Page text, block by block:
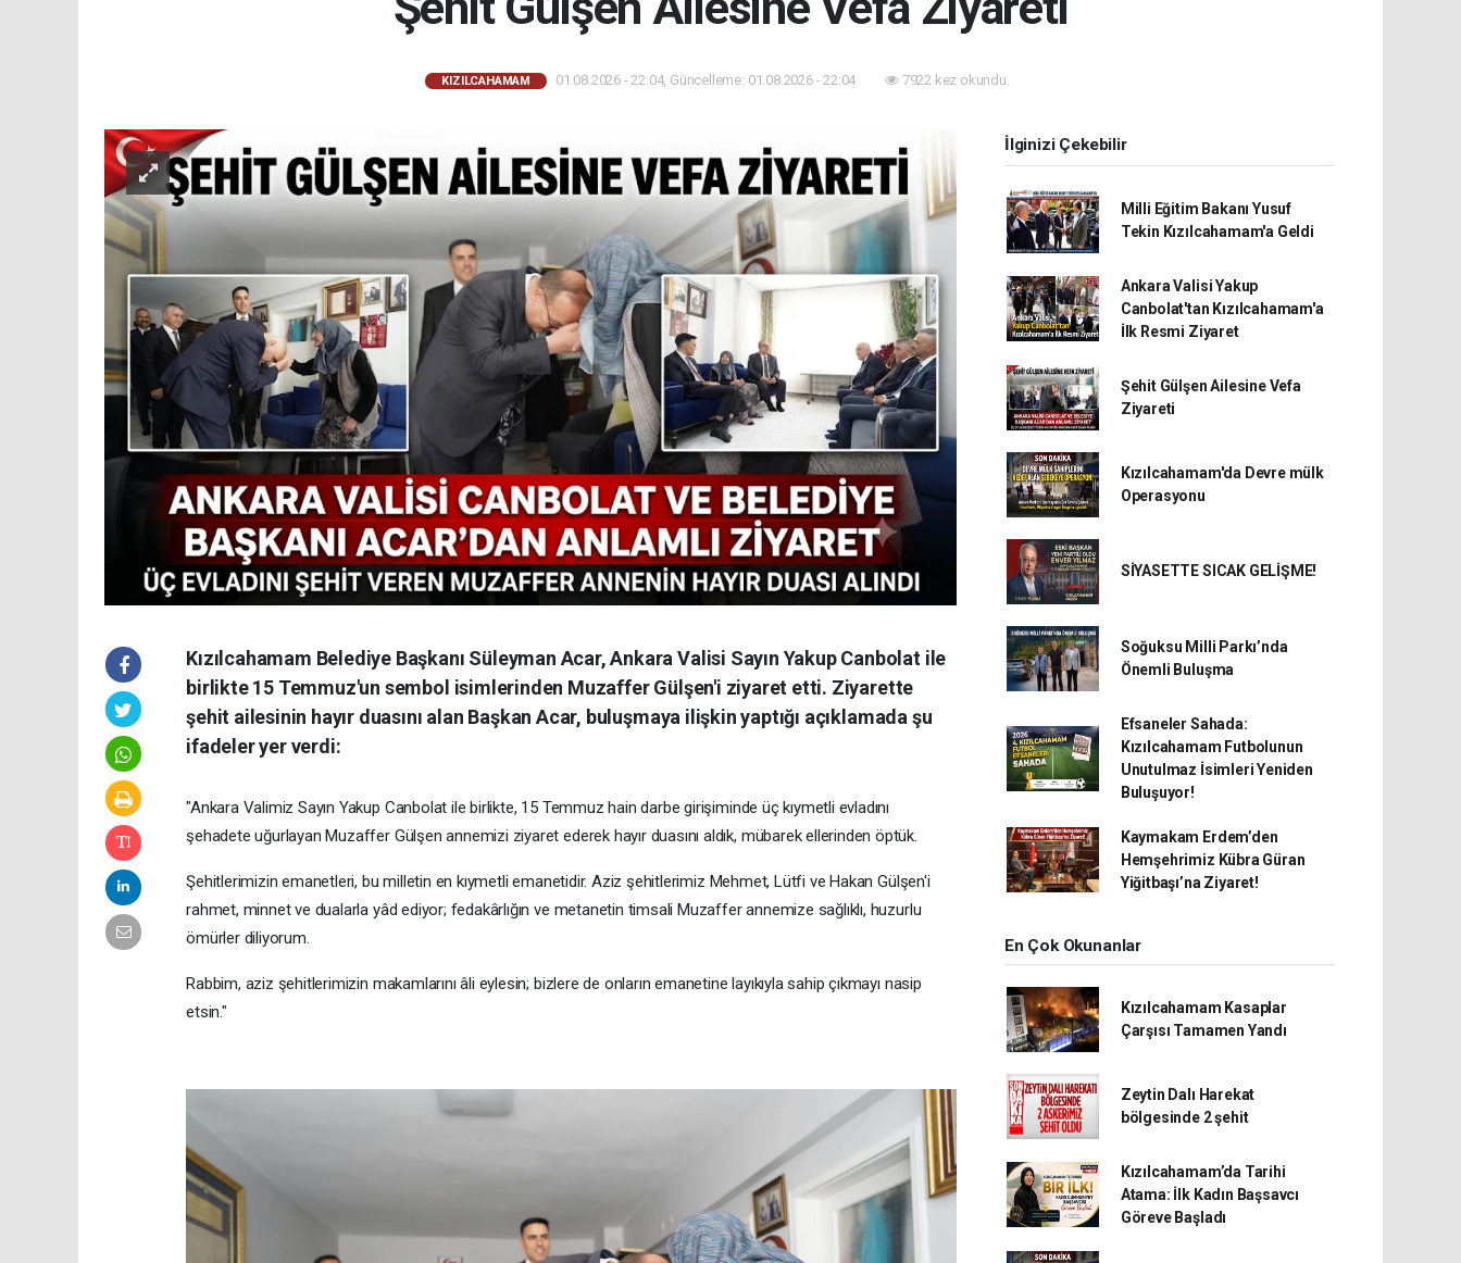
KIZILCAHAMAM 01.08.2026 - 22:04, Güncelleme: 01.08.2026 - 22:04 7922 kez okundu.
Kızılcahamam Belediye Başkanı Süleyman Acar, Ankara Valisi Sayın Yakup Canbolat ile
birlikte 15 Temmuz'un sembol isimlerinden Muzaffer Gülşen'i ziyaret etti. Ziyarette
şehit ailesinin hayır duasını alan Başkan Acar, buluşmaya ilişkin yaptığı açıklamada şu
ifadeler yer verdi:
"Ankara Valimiz Sayın Yakup Canbolat ile birlikte, 15 Temmuz hain darbe girişiminde üç kıymetli evladını
şehadete uğurlayan Muzaffer Gülşen annemizi ziyaret ederek hayır duasını aldık, mübarek ellerinden öptük.
Şehitlerimizin emanetleri, bu milletin en kıymetli emanetidir. Aziz şehitlerimiz Mehmet, Lütfi ve Hakan Gülşen'i
rahmet, minnet ve dualarla yâd ediyor; fedakârlığın ve metanetin timsali Muzaffer annemize sağlıklı, huzurlu
ömürler diliyorum.
Rabbim, aziz şehitlerimizin makamlarını âli eylesin; bizlere de onların emanetine layıkıyla sahip çıkmayı nasip
etsin."
İlginizi Çekebilir
Milli Eğitim Bakanı Yusuf
Tekin Kızılcahamam'a Geldi
Ankara Valisi Yakup
Canbolat'tan Kızılcahamam'a
İlk Resmi Ziyaret
Şehit Gülşen Ailesine Vefa
Ziyareti
Kızılcahamam'da Devre mülk
Operasyonu
SİYASETTE SICAK GELİŞME!
Soğuksu Milli Parkı’nda
Önemli Buluşma
Efsaneler Sahada:
Kızılcahamam Futbolunun
Unutulmaz İsimleri Yeniden
Buluşuyor!
Kaymakam Erdem’den
Hemşehrimiz Kübra Güran
Yiğitbaşı’na Ziyaret!
En Çok Okunanlar
Kızılcahamam Kasaplar
Çarşısı Tamamen Yandı
Zeytin Dalı Harekat
bölgesinde 2 şehit
Kızılcahamam’da Tarihi
Atama: İlk Kadın Başsavcı
Göreve Başladı